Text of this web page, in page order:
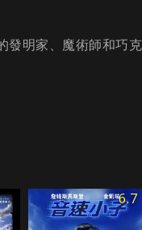
明家、魔術師和巧
6.7